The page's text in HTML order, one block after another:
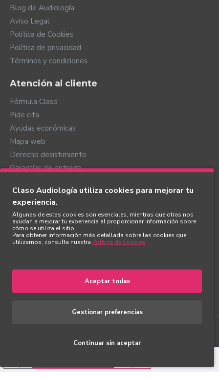
Blog de Audiología
Aviso Legal
Política de Cookies
Política de privacidad
Términos y condiciones
Atención al cliente
Fórmula Claso
Pide cita
Ayudas económicas
Mapa web
Derecho desistimiento
Garantías de entrega
Mi cuenta
Mi cuenta
Mis pedidos
Favoritos
Claso Audiología utiliza cookies para mejorar tu
experiencia.
Algunas de estas cookies son esenciales, mientras que otras nos
ayudan a mejorar tu experiencia al proporcionar información sobre
cómo se utiliza el sitio.
Para obtener información más detallada sobre las cookies que
utilizamos, consulta nuestra Política de Cookies.
Aceptar todas
Gestionar preferencias
Continuar sin aceptar